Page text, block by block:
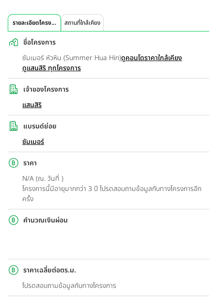
รายละเอียดโครงการ สถานที่ใกล้เคียง
ชื่อโครงการ
ซัมเมอร์ หัวหิน (Summer Hua Hin)ดูคอนโดราคาใกล้เคียง
ดูแสนสิริ ทุกโครงการ
เจ้าของโครงการ
แสนสิริ
แบรนด์ย่อย
ซัมเมอร์
ราคา
N/A (ณ. วันที่ )
โครงการนี้มีอายุมากกว่า 3 ปี โปรดสอบถามข้อมูลกับทางโครงการอีก
ครั้ง
คำนวณเงินผ่อน
ราคาเฉลี่ยต่อตร.ม.
โปรดสอบถามข้อมูลกับทางโครงการ